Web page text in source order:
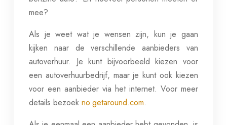
mee?
Als je weet wat je wensen zijn, kun je gaan
kijken naar de verschillende aanbieders van
autoverhuur. Je kunt bijvoorbeeld kiezen voor
een autoverhuurbedrijf, maar je kunt ook kiezen
voor een aanbieder via het internet. Voor meer
details bezoek no.getaround.com.